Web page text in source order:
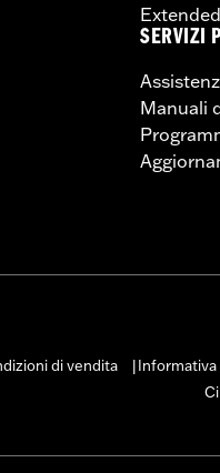
SERVIZI
Manuali
di vendita Informativa